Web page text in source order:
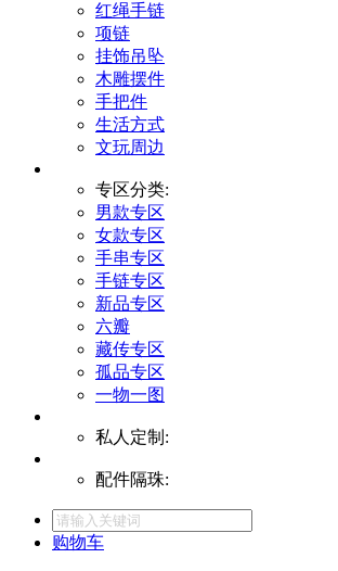
红绳手链
项链
挂饰吊坠
木雕摆件
手把件
生活方式
文玩周边
专区分类:
男款专区
女款专区
手串专区
手链专区
新品专区
六瓣
藏传专区
孤品专区
一物一图
私人定制:
配件隔珠:
购物车